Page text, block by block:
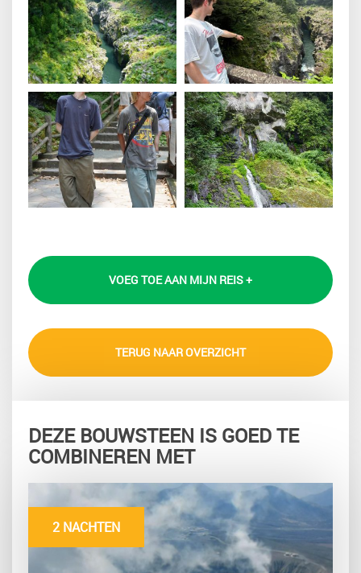
VOEG TOE AAN MIJN REIS +
TERUG NAAR OVERZICHT
DEZE BOUWSTEEN IS GOED TE
COMBINEREN MET
2 NACHTEN